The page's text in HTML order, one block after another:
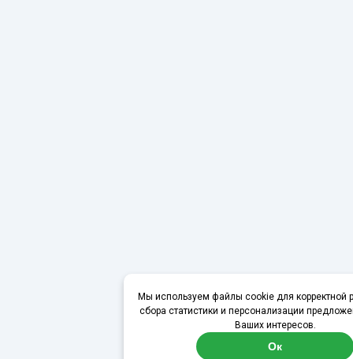
Мы используем файлы cookie для корректной
сбора статистики и персонализации
Ваших интересов.
Ок